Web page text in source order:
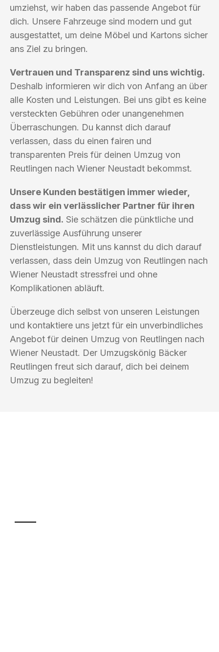
umziehst, wir haben das passende Angebot für
dich. Unsere Fahrzeuge sind modern und gut
ausgestattet, um deine Möbel und Kartons sicher
ans Ziel zu bringen.
Vertrauen und Transparenz sind uns wichtig.
Deshalb informieren wir dich von Anfang an über
alle Kosten und Leistungen. Bei uns gibt es keine
versteckten Gebühren oder unangenehmen
Überraschungen. Du kannst dich darauf
verlassen, dass du einen fairen und
transparenten Preis für deinen Umzug von
Reutlingen nach Wiener Neustadt bekommst.
Unsere Kunden bestätigen immer wieder,
dass wir ein verlässlicher Partner für ihren
Umzug sind. Sie schätzen die pünktliche und
zuverlässige Ausführung unserer
Dienstleistungen. Mit uns kannst du dich darauf
verlassen, dass dein Umzug von Reutlingen nach
Wiener Neustadt stressfrei und ohne
Komplikationen abläuft.
Überzeuge dich selbst von unseren Leistungen
und kontaktiere uns jetzt für ein unverbindliches
Angebot für deinen Umzug von Reutlingen nach
Wiener Neustadt. Der Umzugskönig Bäcker
Reutlingen freut sich darauf, dich bei deinem
Umzug zu begleiten!